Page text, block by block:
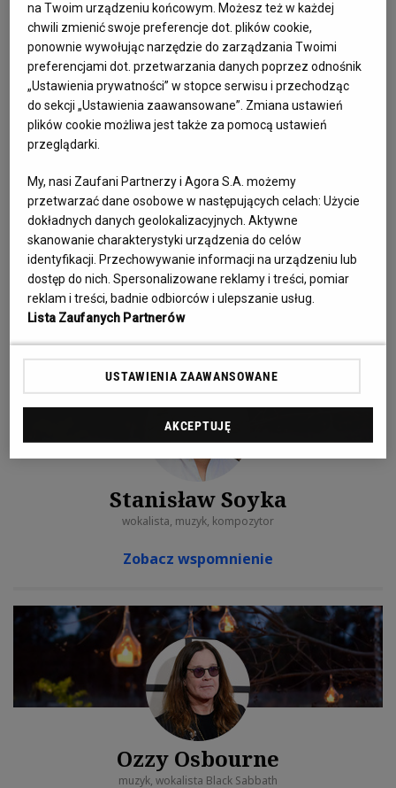
WSPOMNIJ RÓWNIEŻ
Rafał Pono Poniedzielski
Muzyk. Legenda hip-hopu, raper, producent muzyczny. Przedsiębiorca i
społecznik
Zobacz wspomnienie
Stanisław Soyka
wokalista, muzyk, kompozytor
Zobacz wspomnienie
Ozzy Osbourne
muzyk, wokalista Black Sabbath
na Twoim urządzeniu końcowym. Możesz też w każdej
chwili zmienić swoje preferencje dot. plików cookie,
ponownie wywołując narzędzie do zarządzania Twoimi
preferencjami dot. przetwarzania danych poprzez odnośnik
„Ustawienia prywatności” w stopce serwisu i przechodząc
do sekcji „Ustawienia zaawansowane”. Zmiana ustawień
plików cookie możliwa jest także za pomocą ustawień
przeglądarki.
My, nasi Zaufani Partnerzy i Agora S.A. możemy
przetwarzać dane osobowe w następujących celach:Użycie
dokładnych danych geolokalizacyjnych. Aktywne
skanowanie charakterystyki urządzenia do celów
identyfikacji. Przechowywanie informacji na urządzeniu lub
dostęp do nich. Spersonalizowane reklamy i treści, pomiar
reklam i treści, badnie odbiorców i ulepszanie usług.
Lista Zaufanych Partnerów
USTAWIENIA ZAAWANSOWANE
AKCEPTUJĘ